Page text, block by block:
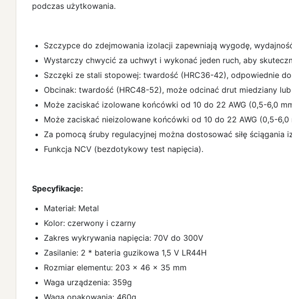
podczas użytkowania.
Szczypce do zdejmowania izolacji zapewniają wygodę,
Wystarczy chwycić za uchwyt i wykonać jeden ruch, aby
Szczęki ze stali stopowej: twardość (HRC36-42), odpowiednie
Obcinak: twardość (HRC48-52), może odcinać drut miedziany
Może zaciskać izolowane końcówki od 10 do 22 AWG (0,5-6,0
Może zaciskać nieizolowane końcówki od 10 do 22 AWG (0,5-6,0
Za pomocą śruby regulacyjnej można dostosować siłę ściągania
Funkcja NCV (bezdotykowy test napięcia).
Specyfikacje:
Materiał: Metal
Kolor: czerwony i czarny
Zakres wykrywania napięcia: 70V do 300V
Zasilanie: 2 * bateria guzikowa 1,5 V LR44H
Rozmiar elementu: 203 x 46 x 35 mm
Waga urządzenia: 359g